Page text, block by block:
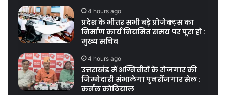
4 hours ago
प्रदेश के भीतर सभी बड़े प्रोजेक्ट्स का
निर्माण कार्य नियमित समय पर पूरा हो :
मुख्य सचिव
4 hours ago
उत्तराखंड में अग्निवीरों के रोजगार की
जिम्मेदारी संभालेगा पुनर्रोजगार सेल :
कर्नल कोठियाल